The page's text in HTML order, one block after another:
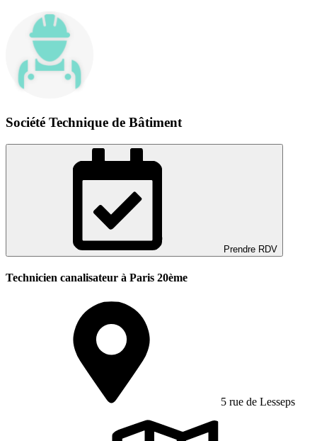
Société Technique de Bâtiment
Prendre RDV
Technicien canalisateur à Paris 20ème
5 rue de Lesseps